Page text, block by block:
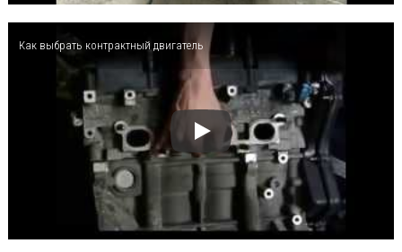
Как выбрать контрактный двигатель